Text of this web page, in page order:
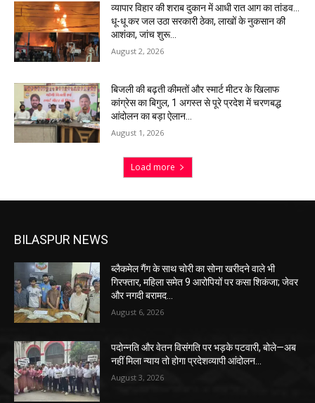
व्यापार विहार की शराब दुकान में आधी रात आग का तांडव…
धू-धू कर जल उठा सरकारी ठेका, लाखों के नुकसान की
आशंका, जांच शुरू…
August 2, 2026
बिजली की बढ़ती कीमतों और स्मार्ट मीटर के खिलाफ
कांग्रेस का बिगुल, 1 अगस्त से पूरे प्रदेश में चरणबद्ध
आंदोलन का बड़ा ऐलान…
August 1, 2026
Load more
BILASPUR NEWS
ब्लैकमेल गैंग के साथ चोरी का सोना खरीदने वाले भी
गिरफ्तार, महिला समेत 9 आरोपियों पर कसा शिकंजा; जेवर
और नगदी बरामद…
August 6, 2026
पदोन्नति और वेतन विसंगति पर भड़के पटवारी, बोले—अब
नहीं मिला न्याय तो होगा प्रदेशव्यापी आंदोलन…
August 3, 2026